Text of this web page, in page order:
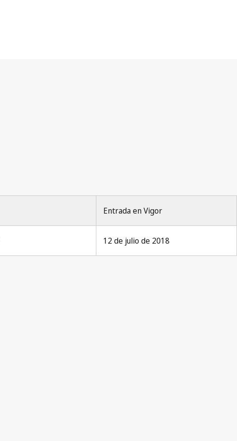
Entrada en Vigor
12 de julio de 2018